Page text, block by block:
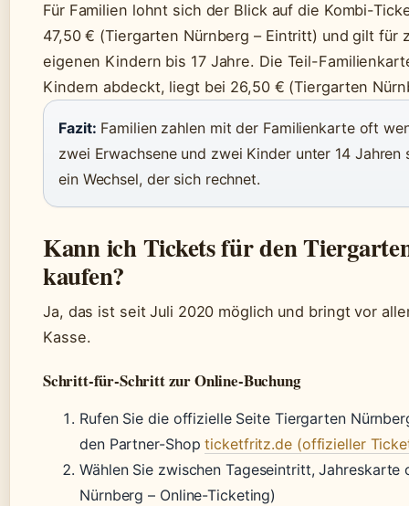
Für Familien lohnt sich der Blick auf die Kombi-
47,50 € (Tiergarten Nürnberg – Eintritt) und gilt für
eigenen Kindern bis 17 Jahre. Die Teil-
Kindern abdeckt, liegt bei 26,50 € (Tiergarten
Fazit: Familien zahlen mit der Familienkarte oft
zwei Erwachsene und zwei Kinder unter 14
ein Wechsel, der sich rechnet.
Kann ich Tickets für den
kaufen?
Ja, das ist seit Juli 2020 möglich und bringt vor
Kasse.
Schritt-für-Schritt zur Online-Buchung
Rufen Sie die offizielle Seite Tiergarten
den Partner-Shopticketfritz.de (offizieller
Wählen Sie zwischen Tageseintritt,
Nürnberg – Online-Ticketing)